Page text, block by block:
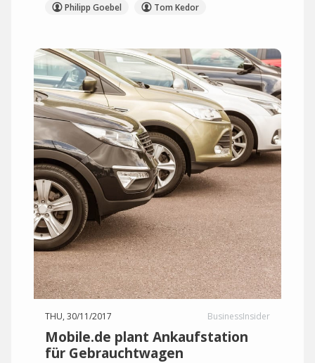
Philipp Goebel
Tom Kedor
THU, 30/11/2017 BusinessInsider
Mobile.de plant Ankaufstation
für Gebrauchtwagen